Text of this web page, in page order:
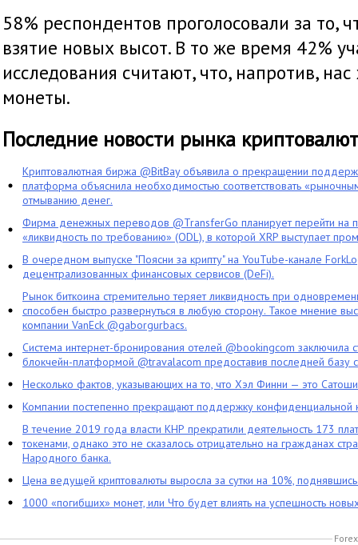
58% респондентов проголосовали за то,
взятие новых высот. В то же время 42%
исследования считают, что, напротив,
монеты.
Последние новости рынка криптовалют
Криптовалютная биржа @BitBay объявила о прекращении
платформа объяснила необходимостью соответствовать
отмыванию денег.
Фирма денежных переводов @TransferGo планирует перейти на
«ликвидность по требованию» (ODL), в которой XRP выступает
В очередном выпуске "Поясни за крипту" на YouTube-канале
децентрализованных финансовых сервисов (DeFi).
Рынок биткоина стремительно теряет ликвидность при
способен быстро развернуться в любую сторону. Такое мнение
компании VanEck @gaborgurbacs.
Система интернет-бронирования отелей @bookingcom заключила
блокчейн-платформой @travalacom предоставив последней базу
Несколько фактов, указывающих на то, что Хэл Финни — это
Компании постепенно прекращают поддержку конфиденциальной
В течение 2019 года власти КНР прекратили деятельность 173
токенами, однако это не сказалось отрицательно на гражданах
Народного банка.
Цена ведущей криптовалюты выросла за сутки на 10%,
1000 «погибших» монет, или Что будет влиять на успешность